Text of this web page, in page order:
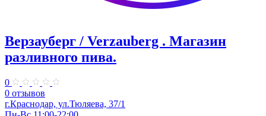
Верзауберг / Verzauberg . Магазин
разливного пива.
0
0 отзывов
г.Краснодар, ул.Тюляева, 37/1